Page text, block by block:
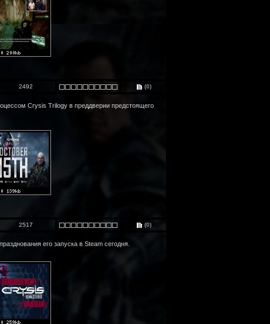
2492 (0)
Crysis Trilogy в преддверии предстоящего
2517 (0)
его запуска в Steam сегодня.